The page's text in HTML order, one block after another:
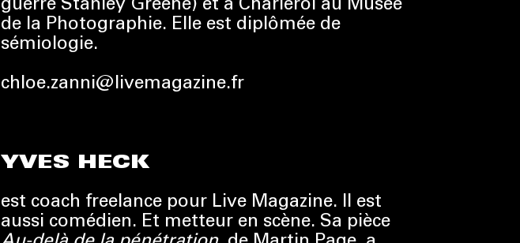
de la Photographie. Elle est diplômée de
sémiologie.
chloe.zanni@livemagazine.fr
YVES HECK
est coach freelance pour Live Magazine. Il est
aussi comédien. Et metteur en scène. Sa pièce